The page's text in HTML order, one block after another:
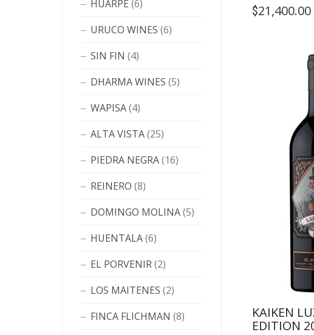
$21,400.00
KAIKEN
EDITION
HUARPE (6)
URUCO WINES (6)
SIN FIN (4)
DHARMA WINES (5)
WAPISA(4)
ALTA VISTA(25)
PIEDRA NEGRA(16)
REINERO (8)
DOMINGO MOLINA(5)
HUENTALA(6)
EL PORVENIR(2)
LOS MAITENES (2)
FINCA FLICHMAN (8)